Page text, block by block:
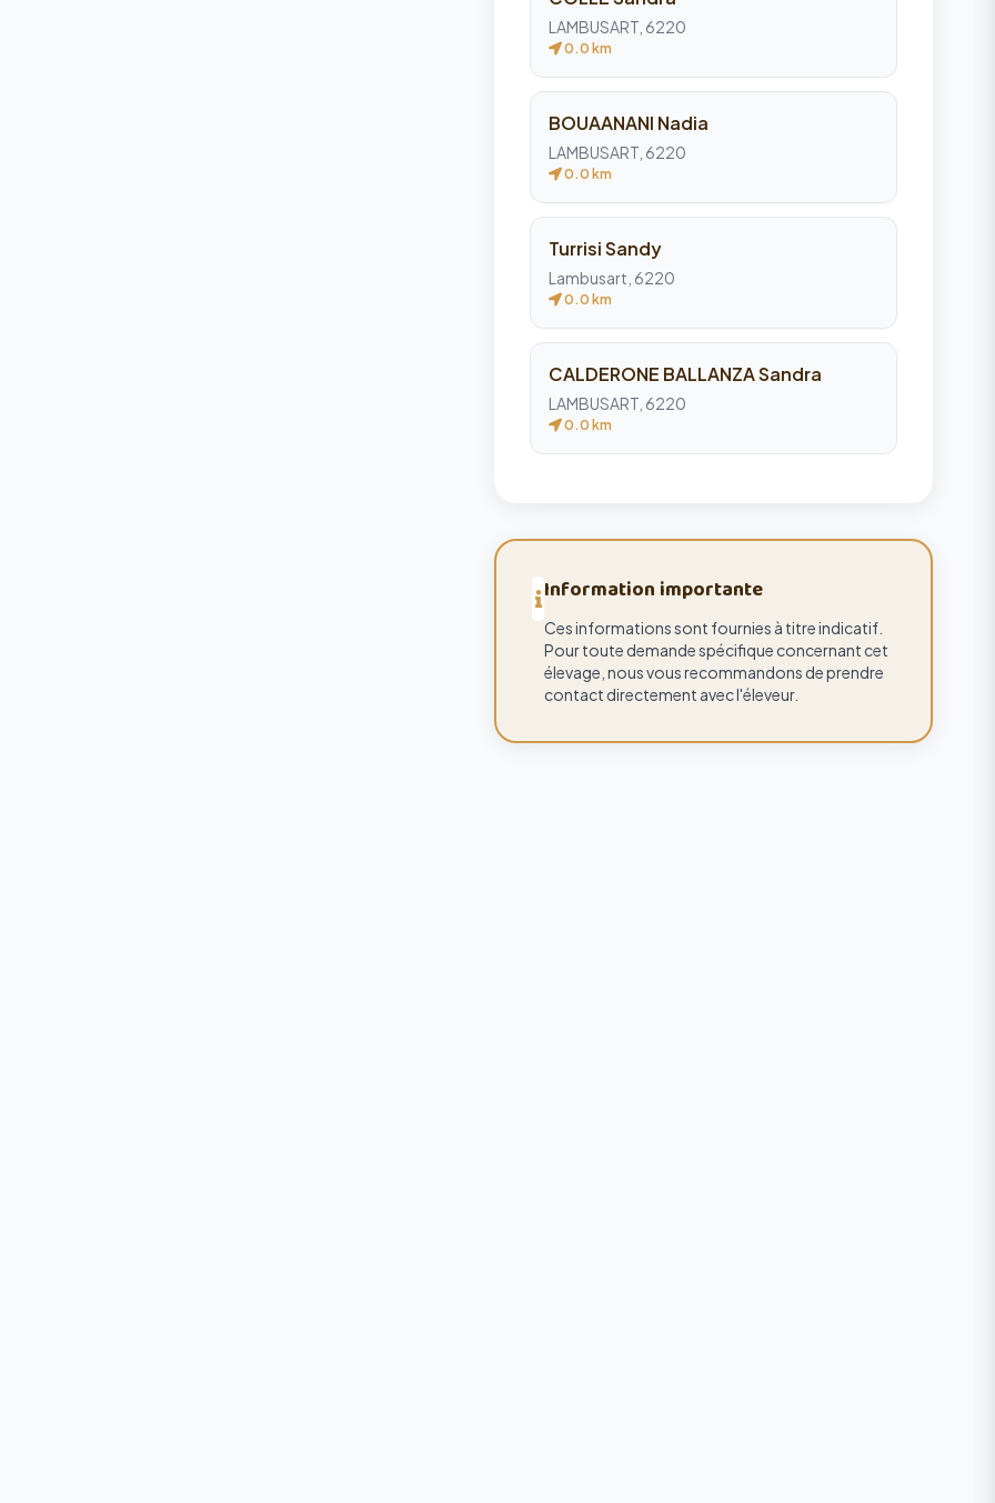
LAMBUSART, 6220
0.0 km
BOUAANANI Nadia
LAMBUSART, 6220
0.0 km
Turrisi Sandy
Lambusart, 6220
0.0 km
CALDERONE BALLANZA Sandra
LAMBUSART, 6220
0.0 km
Information importante
Ces informations sont fournies à titre indicatif.
Pour toute demande spécifique concernant cet
élevage, nous vous recommandons de prendre
contact directement avec l'éleveur.